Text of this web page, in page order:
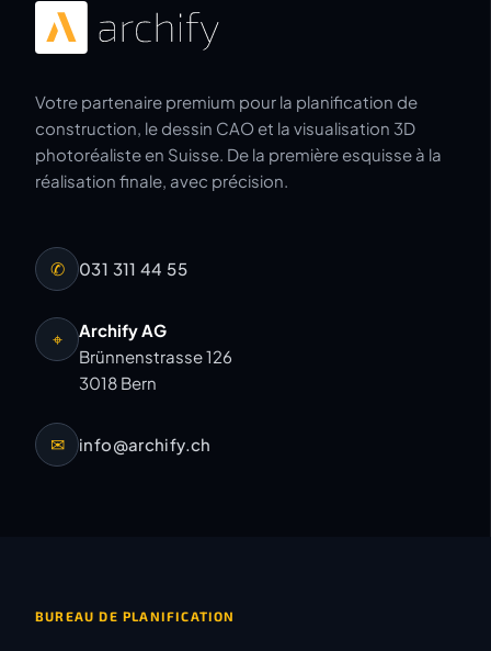
Votre partenaire premium pour la planification de
construction, le dessin CAO et la visualisation 3D
photoréaliste en Suisse. De la première esquisse à la
réalisation finale, avec précision.
✆ 031 311 44 55
⌖
Archify AG
Brünnenstrasse 126
3018 Bern
✉ info@archify.ch
BUREAU DE PLANIFICATION